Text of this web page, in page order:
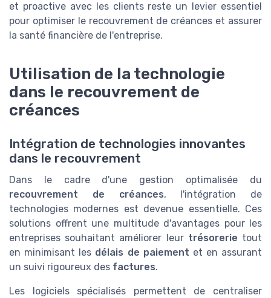
et proactive avec les clients reste un levier essentiel
pour optimiser le recouvrement de créances et assurer
la santé financière de l'entreprise.
Utilisation de la technologie
dans le recouvrement de
créances
Intégration de technologies innovantes
dans le recouvrement
Dans le cadre d'une gestion optimalisée du
recouvrement de créances, l'intégration de
technologies modernes est devenue essentielle. Ces
solutions offrent une multitude d'avantages pour les
entreprises souhaitant améliorer leur trésorerie tout
en minimisant les délais de paiement et en assurant
un suivi rigoureux des factures.
Les logiciels spécialisés permettent de centraliser